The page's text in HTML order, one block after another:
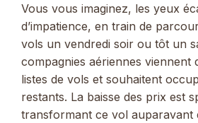
Vous vous imaginez, les yeux
d’impatience, en train de
vols un vendredi soir ou tôt un
compagnies aériennes viennent
listes de vols et souhaitent
restants. La baisse des prix est
transformant ce vol auparavant